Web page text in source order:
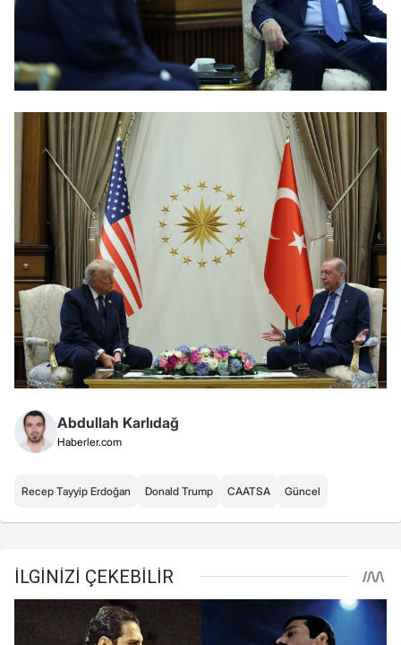
Abdullah Karlıdağ
Haberler.com
Recep Tayyip Erdoğan Donald Trump CAATSA Güncel